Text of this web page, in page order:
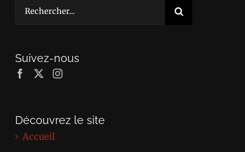
Rechercher:
Suivez-nous
Découvrez le site
Accueil